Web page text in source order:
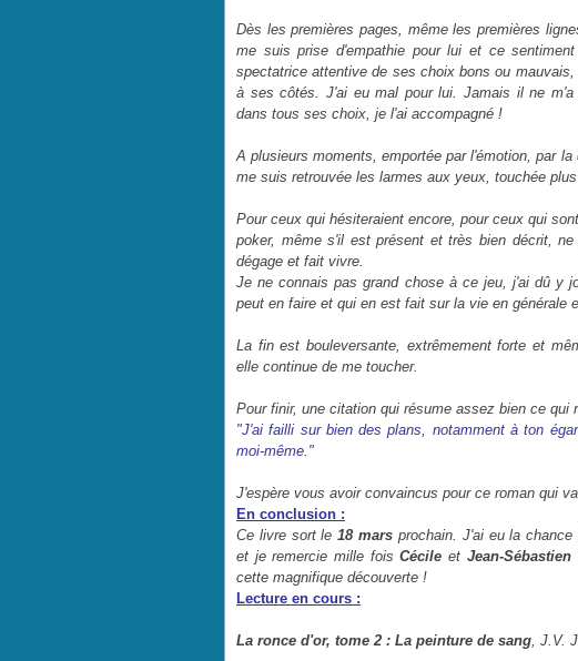
Dès les premières pages, même les premières
me suis prise d'empathie pour lui et ce
spectatrice attentive de ses choix bons ou
à ses côtés. J'ai eu mal pour lui. Jamais il ne m'a
dans tous ses choix, je l'ai accompagné !
A plusieurs moments, emportée par l'émotion, par
me suis retrouvée les larmes aux yeux, touchée
Pour ceux qui hésiteraient encore, pour ceux qui
poker, même s'il est présent et très bien décrit,
dégage et fait vivre.
Je ne connais pas grand chose à ce jeu, j'ai dû y
peut en faire et qui en est fait sur la vie en générale
La fin est bouleversante, extrêmement forte et
elle continue de me toucher.
Pour finir, une citation qui résume assez bien ce qui
"J'ai failli sur bien des plans, notamment à ton
moi-même."
J'espère vous avoir convaincus pour ce roman qui
En conclusion :
Ce livre sort le18 mars prochain. J'ai eu la
et je remercie mille foisCécileet Jean-Sébastien
cette magnifique découverte !
Lecture en cours :
La ronce d'or, tome 2 : La peinture de sang, J.V.